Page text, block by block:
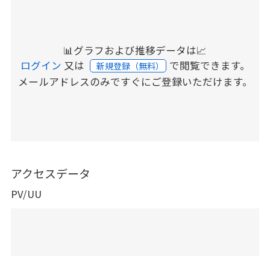
📊グラフおよび推移データは📈
ログイン 又は 新規登録（無料） で閲覧できます。
メールアドレスのみですぐにご登録いただけます。
アクセスデータ
PV/UU